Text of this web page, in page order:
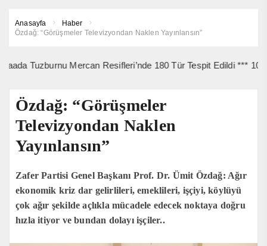
Anasayfa
Haber
Özdağ: “Görüşmeler Televizyondan Naklen Yayınlansın”
Mercan Resifleri’nde 180 Tür Tespit Edildi *** 10
Özdağ: “Görüşmeler
Televizyondan Naklen
Yayınlansın”
Zafer Partisi Genel Başkanı Prof. Dr. Ümit Özdağ: Ağır
ekonomik kriz dar gelirlileri, emeklileri, işçiyi, köylüyü
çok ağır şekilde açlıkla mücadele edecek noktaya doğru
hızla itiyor ve bundan dolayı işçiler..